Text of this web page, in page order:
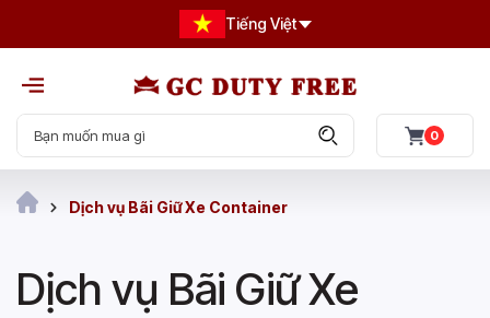
Tiếng Việt
0
Dịch vụ Bãi Giữ Xe Container
Dịch vụ Bãi Giữ Xe